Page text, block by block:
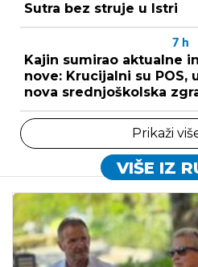
Sutra bez struje u Istri
7 h
Kajin sumirao aktualne
nove: Krucijalni su POS,
nova srednjoškolska
Prikaži
VIŠE IZ